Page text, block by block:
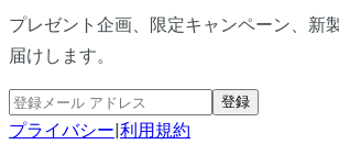
プレゼント企画、限定キャンペーン、新
届けします。
登録
プライバシー 利用規約